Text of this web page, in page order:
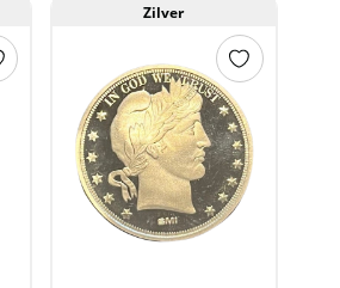
Zilver